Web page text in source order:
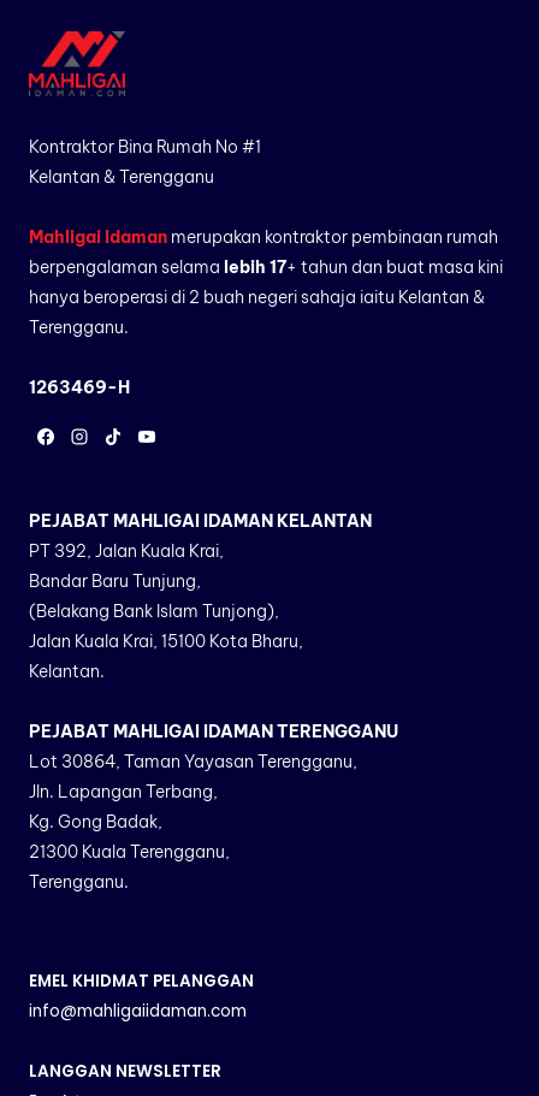
Kontraktor Bina Rumah No #1
Kelantan & Terengganu
Mahligai Idaman merupakan kontraktor pembinaan rumah
berpengalaman selama lebih 17+ tahun dan buat masa kini
hanya beroperasi di 2 buah negeri sahaja iaitu Kelantan &
Terengganu.
1263469-H
PEJABAT MAHLIGAI IDAMAN KELANTAN
PT 392, Jalan Kuala Krai,
Bandar Baru Tunjung,
(Belakang Bank Islam Tunjong),
Jalan Kuala Krai, 15100 Kota Bharu,
Kelantan.
PEJABAT MAHLIGAI IDAMAN TERENGGANU
Lot 30864, Taman Yayasan Terengganu,
Jln. Lapangan Terbang,
Kg. Gong Badak,
21300 Kuala Terengganu,
Terengganu.
EMEL KHIDMAT PELANGGAN
info@mahligaiidaman.com
LANGGAN NEWSLETTER